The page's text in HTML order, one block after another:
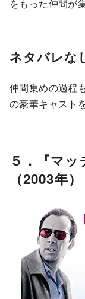
をもった仲間が
ネタバレな
仲間集めの過程
の豪華キャスト
５．『マッ
（2003年）